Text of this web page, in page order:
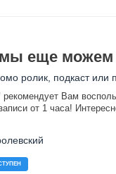
еще можем
ролик, подкаст
Вам
от 1 часа!